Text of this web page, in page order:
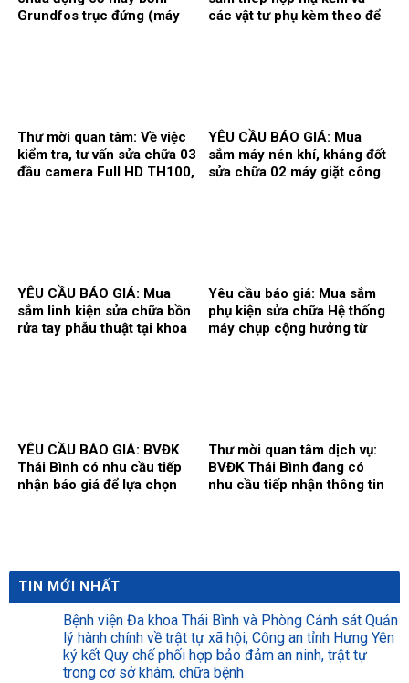
Grundfos trục đứng (máy
các vật tư phụ kèm theo để
Thư mời quan tâm: Về việc
kiểm tra, tư vấn sửa chữa 03
đầu camera Full HD TH100,
YÊU CẦU BÁO GIÁ: Mua
sắm máy nén khí, kháng đốt
sửa chữa 02 máy giặt công
YÊU CẦU BÁO GIÁ: Mua
sắm linh kiện sửa chữa bồn
rửa tay phẫu thuật tại khoa
Yêu cầu báo giá: Mua sắm
phụ kiện sửa chữa Hệ thống
máy chụp cộng hưởng từ
YÊU CẦU BÁO GIÁ: BVĐK
Thái Bình có nhu cầu tiếp
nhận báo giá để lựa chọn
Thư mời quan tâm dịch vụ:
BVĐK Thái Bình đang có
nhu cầu tiếp nhận thông tin
mềm tổng thể Bệnh viện.
TIN MỚI NHẤT
Bệnh viện Đa khoa Thái Bình và Phòng Cảnh sát Quản
lý hành chính về trật tự xã hội, Công an tỉnh Hưng Yên
ký kết Quy chế phối hợp bảo đảm an ninh, trật tự
trong cơ sở khám, chữa bệnh